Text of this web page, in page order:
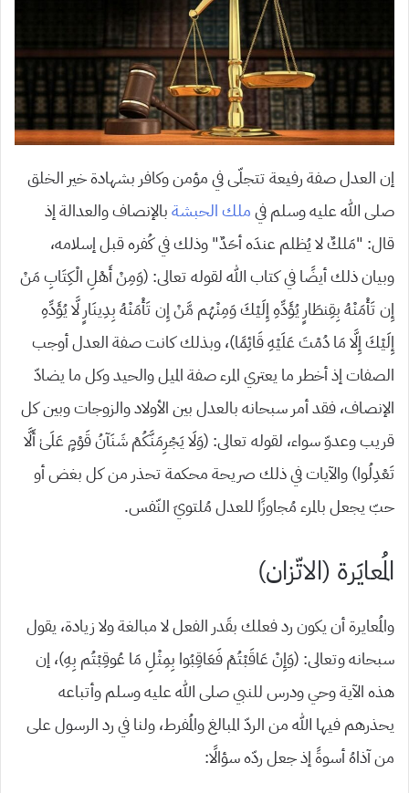
إن العدل صفة رفيعة تتجلّى في مؤمن وكافر بشهادة خير الخلق
صلى الله عليه وسلم فيملك الحبشةبالإنصاف والعدالة إذ
قال: “مَلكٌ لا يُظلم عندَه أحَدٌ” وذلك في كُفره قبل إسلامه،
وبيان ذلك أيضًا في كتاب الله لقوله تعالى: (وَمِنْ أَهْلِ الْكِتَابِ مَنْ
إِن تَأْمَنْهُ بِقِنطَارٍ يُؤَدِّهِ إِلَيْكَ وَمِنْهُم مَّنْ إِن تَأْمَنْهُ بِدِينَارٍ لَّا يُؤَدِّهِ
إِلَيْكَ إِلَّا مَا دُمْتَ عَلَيْهِ قَائِمًا)، وبذلك كانت صفة العدل أوجب
الصفات إذ أخطر ما يعتري المرء صفة الميل والحيد وكل ما يضادّ
الإنصاف، فقد أمر سبحانه بالعدل بين الأولاد والزوجات وبين كل
قريب وعدوّ سواء، لقوله تعالى: (وَلَا يَجْرِمَنَّكُمْ شَنَآنُ قَوْمٍ عَلَىٰ أَلَّا
تَعْدِلُوا) والآيات في ذلك صريحة محكمة تحذر من كل بغض أو
حبّ يجعل بالمرء مُجاوزًا للعدل مُلتويَ النّفس.
المُعايَرة (الاتّزان)
والمُعايرة أن يكون رد فعلك بقَدر الفعل لا مبالغة ولا زيادة، يقول
سبحانه وتعالى: (وَإِنْ عَاقَبْتُمْ فَعَاقِبُوا بِمِثْلِ مَا عُوقِبْتُم بِهِ)، إن
هذه الآية وحي ودرس للنبي صلى الله عليه وسلم وأتباعه
يحذرهم فيها الله من الردّ المبالغ والمُفرط، ولنا في رد الرسول على
من آذاهُ أسوةً إذ جعل ردّه سؤالًا: